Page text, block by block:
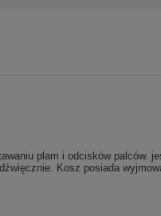
plam i odcisków palców.
Kosz posiada